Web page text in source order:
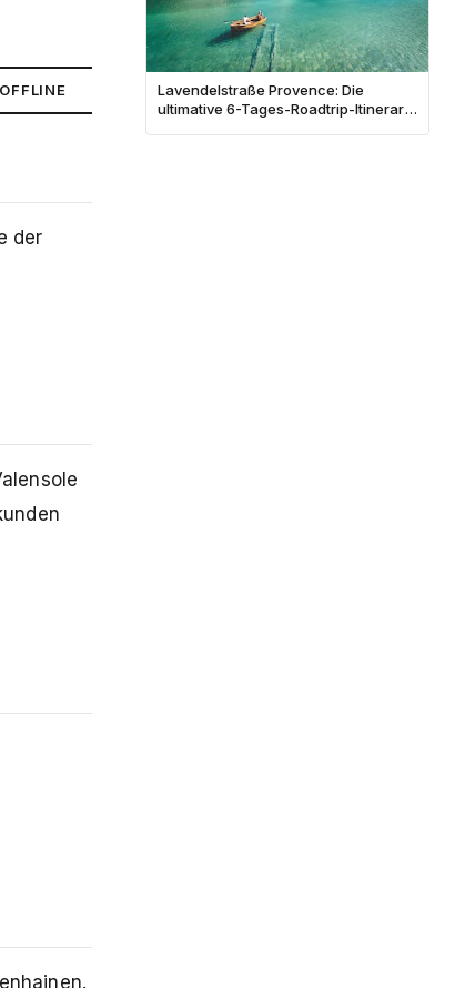
der
Lavendelstraße Provence: Die
ultimative 6-Tages-Roadtrip-Itinerar